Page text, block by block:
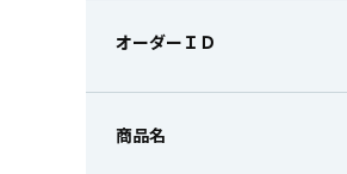
オーダーＩＤ
商品名